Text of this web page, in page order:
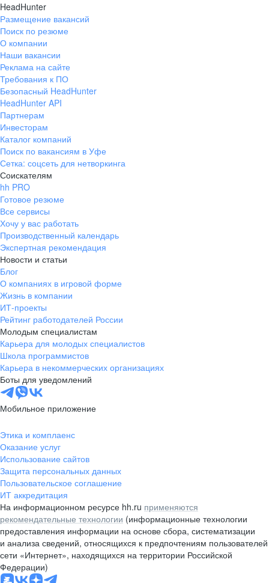
HeadHunter
Размещение вакансий
Поиск по резюме
О компании
Наши вакансии
Реклама на сайте
Требования к ПО
Безопасный HeadHunter
HeadHunter API
Партнерам
Инвесторам
Каталог компаний
Поиск по вакансиям в Уфе
Сетка: соцсеть для нетворкинга
Соискателям
hh PRO
Готовое резюме
Все сервисы
Хочу у вас работать
Производственный календарь
Экспертная рекомендация
Новости и статьи
Блог
О компаниях в игровой форме
Жизнь в компании
ИТ-проекты
Рейтинг работодателей России
Молодым специалистам
Карьера для молодых специалистов
Школа программистов
Карьера в некоммерческих организациях
Боты для уведомлений
Мобильное приложение
Этика и комплаенс
Оказание услуг
Использование сайтов
Защита персональных данных
Пользовательское соглашение
ИТ аккредитация
На информационном ресурсе hh.ru применяются
рекомендательные технологии (информационные технологии
предоставления информации на основе сбора, систематизации
и анализа сведений, относящихся к предпочтениям пользователей
сети «Интернет», находящихся на территории Российской
Федерации)